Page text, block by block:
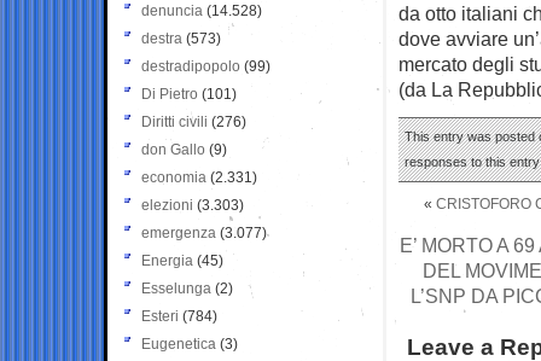
da otto italiani
dove avviare
mercato degli
(da La
This entry was posted
responses to this
« CRISTOFORO
E’ MORTO A
DEL
L’SNP DA
Leave a
denuncia (14.528)
destra (573)
destradipopolo (99)
Di Pietro (101)
Diritti civili (276)
don Gallo (9)
economia (2.331)
elezioni (3.303)
emergenza (3.077)
Energia (45)
Esselunga (2)
Esteri (784)
Eugenetica (3)